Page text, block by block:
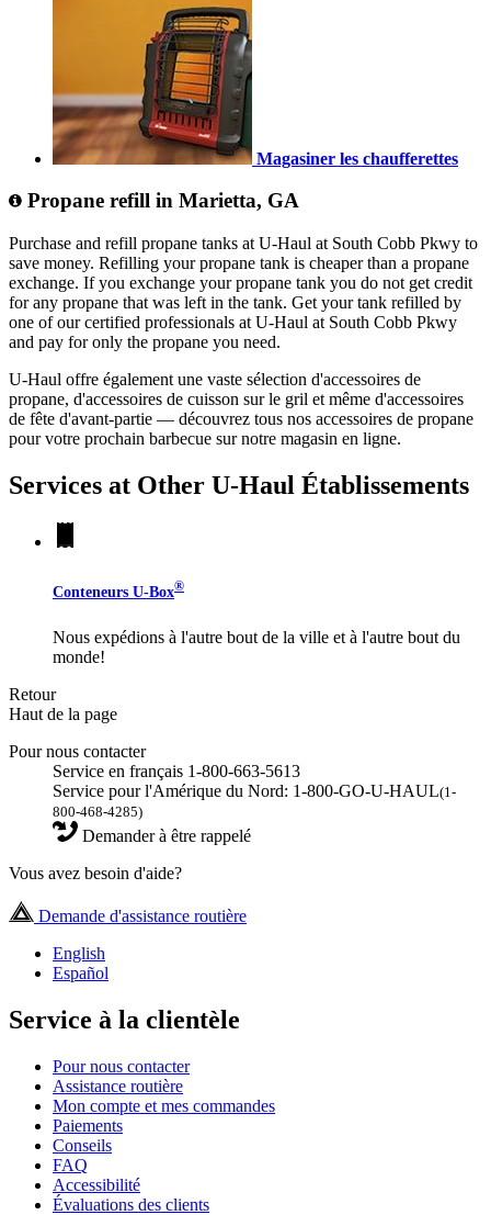
Magasiner les chaufferettes
Propane refill in Marietta, GA
Purchase and refill propane tanks at U-Haul at South Cobb Pkwy to
save money. Refilling your propane tank is cheaper than a propane
exchange. If you exchange your propane tank you do not get credit
for any propane that was left in the tank. Get your tank refilled by
one of our certified professionals at U-Haul at South Cobb Pkwy
and pay for only the propane you need.
U-Haul offre également une vaste sélection d'accessoires de
propane, d'accessoires de cuisson sur le gril et même d'accessoires
de fête d'avant-partie — découvrez tous nos accessoires de propane
pour votre prochain barbecue sur notre magasin en ligne.
Services at Other U-Haul Établissements
Conteneurs U-Box®
Nous expédions à l'autre bout de la ville et à l'autre bout du
monde!
Retour
Haut de la page
Pour nous contacter
Service en français 1-800-663-5613
Service pour l'Amérique du Nord: 1-800-GO-U-HAUL(1-
800-468-4285)
Demander à être rappelé
Vous avez besoin d'aide?
Demande d'assistance routière
English
Español
Service à la clientèle
Pour nous contacter
Assistance routière
Mon compte et mes commandes
Paiements
Conseils
FAQ
Accessibilité
Évaluations des clients